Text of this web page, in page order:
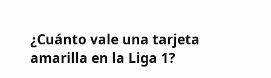
¿Cuánto vale una tarjeta
amarilla en la Liga 1?